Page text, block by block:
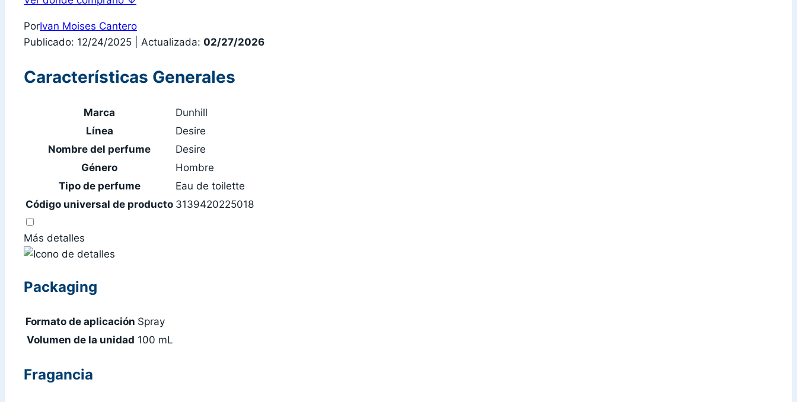
PorIvan Moises Cantero
Publicado: 12/24/2025
Actualizada: 02/27/2026
Características Generales
Marca
Dunhill
Línea
Desire
Nombre del perfume
Desire
Género
Hombre
Tipo de perfume
Eau de toilette
Código universal de producto 3139420225018
Más detalles
Packaging
Formato de aplicación Spray
Volumen de la unidad 100 mL
Fragancia